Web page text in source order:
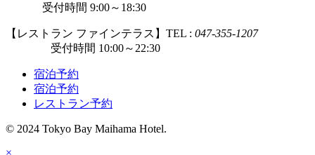
受付時間 9:00～18:30
【レストラン ファインテラス】TEL : 047-355-1207
受付時間 10:00～22:30
宿泊予約
宿泊予約
レストラン予約
© 2024 Tokyo Bay Maihama Hotel.
×